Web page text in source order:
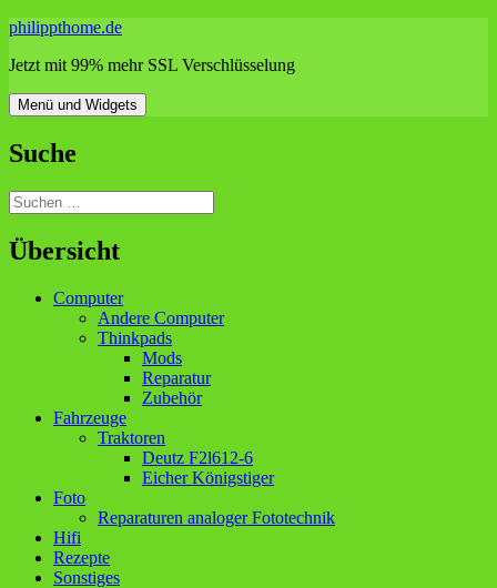
Zum
springen
philippthome.de
Jetzt mit 99% mehr SSL Verschlüsselung
Menü und Widgets
Suche
Suchen
nach:
Übersicht
Computer
Andere Computer
Thinkpads
Mods
Reparatur
Zubehör
Fahrzeuge
Traktoren
Deutz F2l612-6
Eicher Königstiger
Foto
Reparaturen analoger Fototechnik
Hifi
Rezepte
Sonstiges